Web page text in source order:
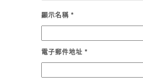
顯示名稱 *
電子郵件地址 *